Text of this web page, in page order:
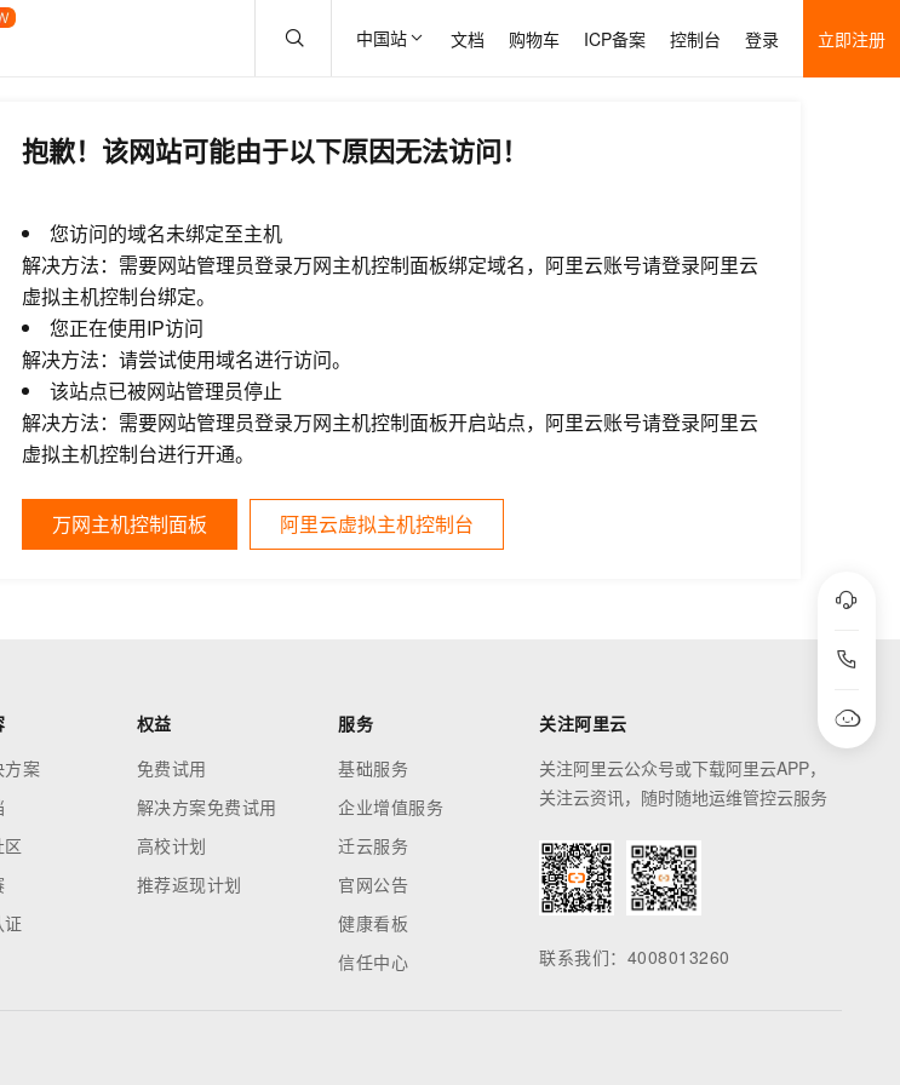
中国站 文档 购物车 ICP备案 控制台 登录 立即注册
抱歉！该网站可能由于以下原因无法访问！
您访问的域名未绑定至主机
解决方法：需要网站管理员登录万网主机控制面板绑定域名，阿里云账号请登录阿里云
虚拟主机控制台绑定。
您正在使用IP访问
解决方法：请尝试使用域名进行访问。
该站点已被网站管理员停止
解决方法：需要网站管理员登录万网主机控制面板开启站点，阿里云账号请登录阿里云
虚拟主机控制台进行开通。
万网主机控制面板 阿里云虚拟主机控制台